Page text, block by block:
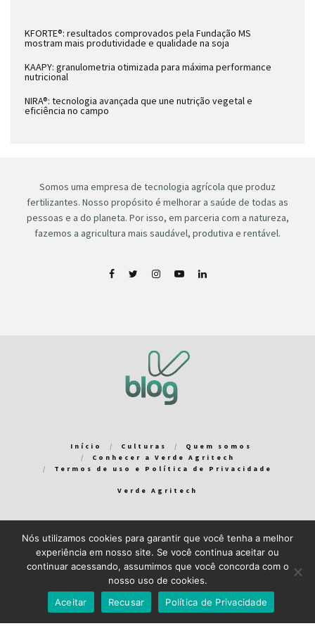
KFORTE®: resultados comprovados pela Fundação MS
mostram mais produtividade e qualidade na soja
KAAPY: granulometria otimizada para máxima performance
nutricional
NIRA®: tecnologia avançada que une nutrição vegetal e
eficiência no campo
Somos uma empresa de tecnologia agrícola que produz
fertilizantes. Nosso propósito é melhorar a saúde de todas as
pessoas e a do planeta. Por isso, em parceria com a natureza,
fazemos a agricultura mais saudável, produtiva e rentável.
Início Culturas
Quem somos
Conhecer a Verde Agritech
Termos de uso e Política de Privacidade
Verde Agritech
Bem-vindo ao Verde Blog! Para que a sua experiência em nosso
blog seja a melhor possível, utilizamos cookies. Você pode
aceitar ou gerenciar seus cookiesaqui.
Recuso Close GDPR Cookie Banner
Nós utilizamos cookies para garantir que você tenha a melhor
experiência em nosso site. Se você continua aceitar ou
continuar acessando, assumimos que você concorda com o
nosso uso de cookies.
Aceitar
Recusar Política de Privacidade